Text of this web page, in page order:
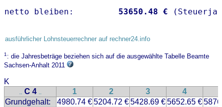
netto bleiben: 53650.48 €
ausführlicher Lohnsteuerrechner auf rechner24.info
1: die Jahresbeträge beziehen sich auf die ausgewählte Tabelle Beamte
Sachsen-Anhalt 2011
K
.. C 4 .. 1 2 3 4
Grundgehalt:
4980.74 €5204.72 €5428.69 €5652.65 €